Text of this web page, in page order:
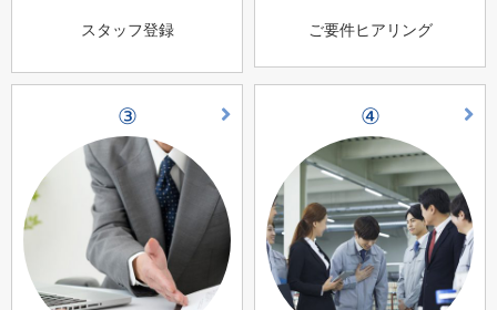
スタッフ登録 ご要件ヒアリング
③ ④